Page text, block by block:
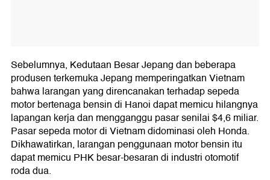
Sebelumnya, Kedutaan Besar Jepang dan beberapa
produsen terkemuka Jepang memperingatkan Vietnam
bahwa larangan yang direncanakan terhadap sepeda
motor bertenaga bensin di Hanoi dapat memicu hilangnya
lapangan kerja dan mengganggu pasar senilai $4,6 miliar.
Pasar sepeda motor di Vietnam didominasi oleh Honda.
Dikhawatirkan, larangan penggunaan motor bensin itu
dapat memicu PHK besar-besaran di industri otomotif
roda dua.